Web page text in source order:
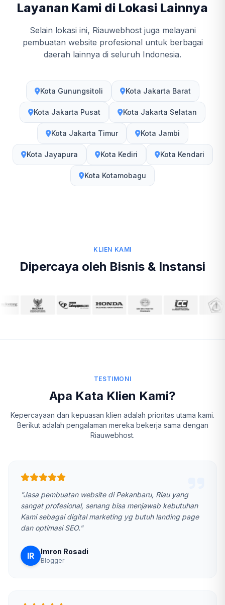
Layanan Kami di Lokasi Lainnya
Selain lokasi ini, Riauwebhost juga melayani
pembuatan website profesional untuk berbagai
daerah lainnya di seluruh Indonesia.
Kota Gunungsitoli Kota Jakarta Barat
Kota Jakarta Pusat Kota Jakarta Selatan
Kota Jakarta Timur Kota Jambi
Kota Jayapura Kota Kediri Kota Kendari
Kota Kotamobagu
KLIEN KAMI
Dipercaya oleh Bisnis & Instansi
TESTIMONI
Apa Kata Klien Kami?
Kepercayaan dan kepuasan klien adalah prioritas utama kami.
Berikut adalah pengalaman mereka bekerja sama dengan
Riauwebhost.
"Jasa pembuatan website di Pekanbaru, Riau yang
sangat profesional, senang bisa menjawab kebutuhan
Kami sebagai digital marketing yg butuh landing page
dan optimasi SEO."
IR Imron Rosadi
Blogger